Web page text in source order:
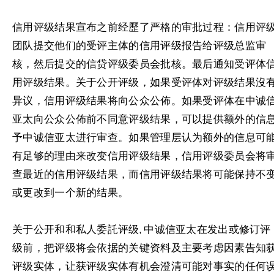
信用评级结果宣布之前经歷了严格的审批过程：信用评
团队提交他们的受评主体的信用评级报告给评级总监审
核，然后提交的信贷评级委员会批核。最后通知受评体
用评级结果。关于公开评级，如果受评体对评级结果沒
异议，信用评级结果将向公众公佈。如果受评体在中诚
亚太向公众公佈前不同意评级结果，可以提供额外的信
予中诚信亚太进行审查。如果管理层认为额外的信息可
有足够的理由来改变信用评级结果，信用评级委员会将
查最近的信用评级结果，而信用评级结果将可能保持不
或更改到一个新的结果。
关于公开和和私人委託评级, 中诚信亚太在发出或修订评
级前，把评级将会依据的关键资料及主要考虑因素告知
评级实体，让获评级实体有机会澄清可能对事实的任何